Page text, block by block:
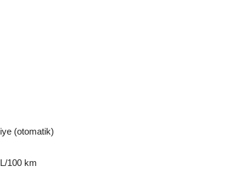
(otomatik)
100 km